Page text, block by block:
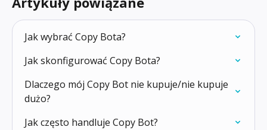
Jak wybrać Copy Bota?
Jak skonfigurować Copy Bota?
Dlaczego mój Copy Bot nie kupuje/nie kupuje
dużo?
Jak często handluje Copy Bot?